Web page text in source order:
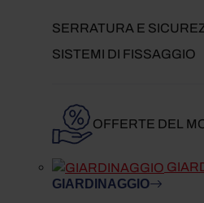
SERRATURA E
SISTEMI DI FISSAGGIO
OFFERTE DEL
GIARDINAGGIO